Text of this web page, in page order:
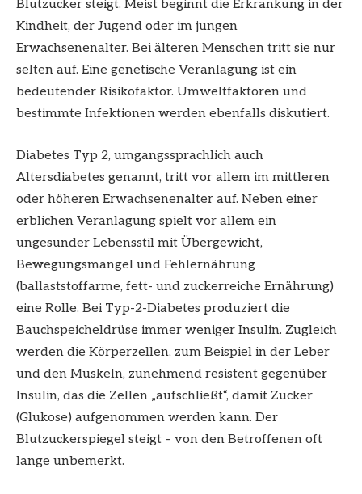
Blutzucker steigt. Meist beginnt die Erkrankung in der
Kindheit, der Jugend oder im jungen
Erwachsenenalter. Bei älteren Menschen tritt sie nur
selten auf. Eine genetische Veranlagung ist ein
bedeutender Risikofaktor. Umweltfaktoren und
bestimmte Infektionen werden ebenfalls diskutiert.
Diabetes Typ 2, umgangssprachlich auch
Altersdiabetes genannt, tritt vor allem im mittleren
oder höheren Erwachsenenalter auf. Neben einer
erblichen Veranlagung spielt vor allem ein
ungesunder Lebensstil mit Übergewicht,
Bewegungsmangel und Fehlernährung
(ballaststoffarme, fett- und zuckerreiche Ernährung)
eine Rolle. Bei Typ-2-Diabetes produziert die
Bauchspeicheldrüse immer weniger Insulin. Zugleich
werden die Körperzellen, zum Beispiel in der Leber
und den Muskeln, zunehmend resistent gegenüber
Insulin, das die Zellen „aufschließt“, damit Zucker
(Glukose) aufgenommen werden kann. Der
Blutzuckerspiegel steigt – von den Betroffenen oft
lange unbemerkt.